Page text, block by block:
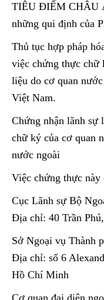
TIÊU ĐIỂM CHÂU
những qui định của
Thủ tục hợp pháp
việc chứng thực chữ
liệu do cơ quan
Việt Nam.
Chứng nhận lãnh sự
chữ ký của cơ quan
nước ngoài
Việc chứng thực này
Cục Lãnh sự Bộ
Địa chỉ: 40 Trần
Sở Ngoại vụ Thành
Địa chỉ: số 6
Hồ Chí Minh